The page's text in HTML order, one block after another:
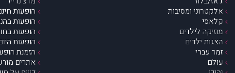
אלקטרוני ומסיבות
קלאסי
מוזיקה לילדים
הצגות ילדים
זמר עברי
עולם
הופעות
הופעות
הופעות
הופעות
הזמנת
אתרים